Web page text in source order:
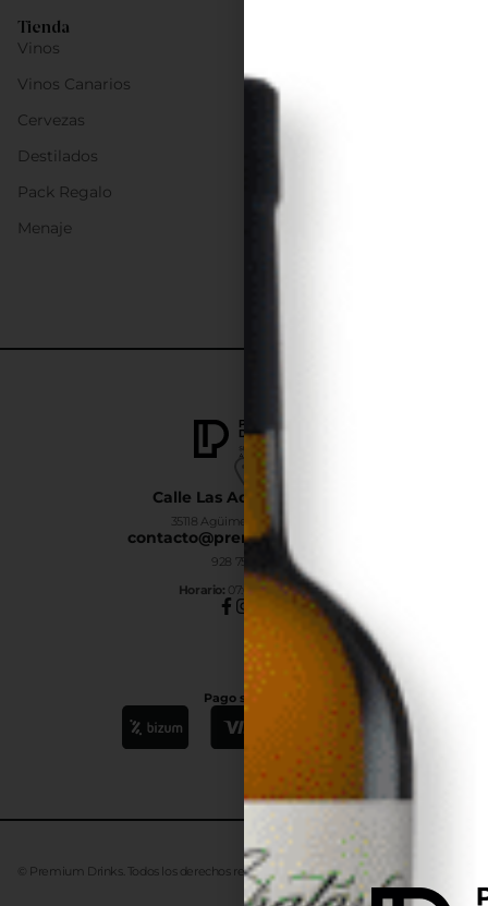
Calle Las Adelfas Nº6-B
35118 Agüimes, Las Palmas
contacto@premiumdrinks.es
928 754 363
Horario: 07:00h a 15:00h
Pago seguro
Tienda
Vinos
Vinos Canarios
Cervezas
Destilados
Pack Regalo
Menaje
© Premium Drinks. Todos los derechos reservados. Desarrollado Advanze